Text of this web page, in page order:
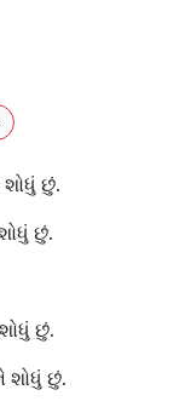
છું.
છું.
છું.
શોધું છું.